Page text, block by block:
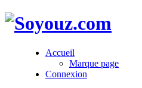
Accueil
Marque page
Connexion